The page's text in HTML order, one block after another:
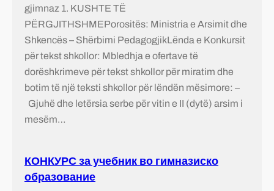
gjimnaz 1. KUSHTE TË
PËRGJITHSHMEPorositës: Ministria e Arsimit dhe
Shkencës – Shërbimi PedagogjikLënda e Konkursit
për tekst shkollor: Mbledhja e ofertave të
dorëshkrimeve për tekst shkollor për miratim dhe
botim të një teksti shkollor për lëndën mësimore: –
Gjuhë dhe letërsia serbe për vitin e II (dytë) arsim i
mesëm…
КОНКУРС за учебник во гимназиско
образование